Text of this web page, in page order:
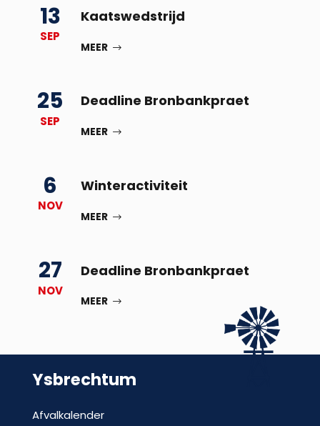
13
SEP
Kaatswedstrijd
MEER
25
SEP
Deadline Bronbankpraet
MEER
6
NOV
Winteractiviteit
MEER
27
NOV
Deadline Bronbankpraet
MEER
Ysbrechtum
Afvalkalender